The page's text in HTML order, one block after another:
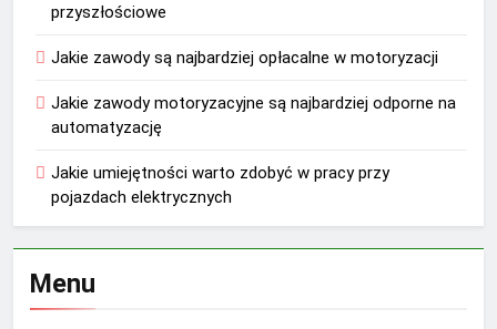
przyszłościowe
Jakie zawody są najbardziej opłacalne w motoryzacji
Jakie zawody motoryzacyjne są najbardziej odporne na
automatyzację
Jakie umiejętności warto zdobyć w pracy przy
pojazdach elektrycznych
Menu